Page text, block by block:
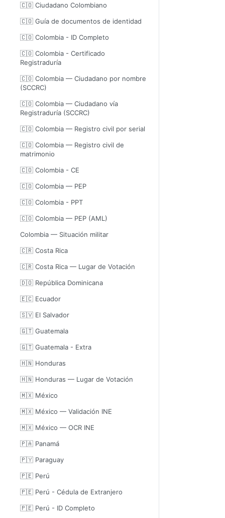
🇨🇴 Ciudadano Colombiano
🇨🇴 Guía de documentos de identidad
🇨🇴 Colombia - ID Completo
🇨🇴 Colombia - Certificado
Registraduría
🇨🇴 Colombia — Ciudadano por nombre
(SCCRC)
🇨🇴 Colombia — Ciudadano vía
Registraduría (SCCRC)
🇨🇴 Colombia — Registro civil por serial
🇨🇴 Colombia — Registro civil de
matrimonio
🇨🇴 Colombia - CE
🇨🇴 Colombia — PEP
🇨🇴 Colombia - PPT
🇨🇴 Colombia — PEP (AML)
Colombia — Situación militar
🇨🇷 Costa Rica
🇨🇷 Costa Rica — Lugar de Votación
🇩🇴 República Dominicana
🇪🇨 Ecuador
🇸🇻 El Salvador
🇬🇹 Guatemala
🇬🇹 Guatemala - Extra
🇭🇳 Honduras
🇭🇳 Honduras — Lugar de Votación
🇲🇽 México
🇲🇽 México — Validación INE
🇲🇽 México — OCR INE
🇵🇦 Panamá
🇵🇾 Paraguay
🇵🇪 Perú
🇵🇪 Perú - Cédula de Extranjero
🇵🇪 Perú - ID Completo